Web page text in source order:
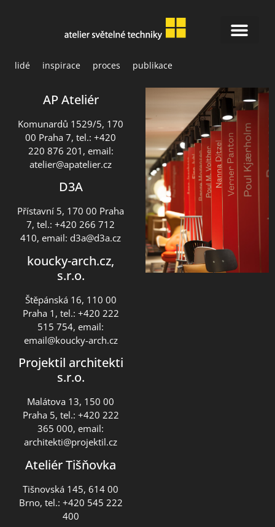
lidé inspirace proces publikace
AP Ateliér
Komunardů 1529/5, 170
00 Praha 7, tel.: +420
220 876 201, email:
atelier@apatelier.cz
D3A
Přístavní 5, 170 00 Praha
7, tel.: +420 266 712
410, email:d3a@d3a.cz
koucky-arch.cz,
s.r.o.
Štěpánská 16, 110 00
Praha 1, tel.: +420 222
515 754, email:
email@koucky-arch.cz
Projektil architekti
s.r.o.
Malátova 13, 150 00
Praha 5, tel.: +420 222
365 000, email:
architekti@projektil.cz
Ateliér Tišňovka
Tišnovská 145, 614 00
Brno, tel.: +420 545 222
400